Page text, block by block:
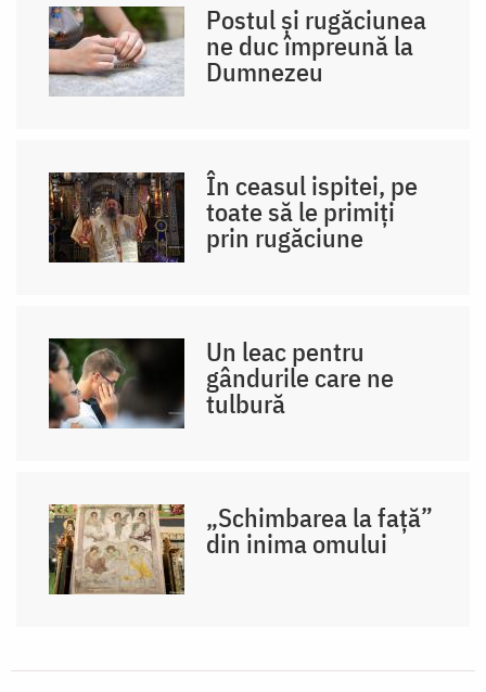
Postul și rugăciunea
ne duc împreună la
Dumnezeu
În ceasul ispitei, pe
toate să le primiți
prin rugăciune
Un leac pentru
gândurile care ne
tulbură
„Schimbarea la față”
din inima omului